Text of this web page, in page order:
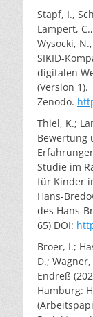
Stapf, I.,
Lampert,
Wysocki,
SIKID-
digitalen
(Version 1).
Zenodo.
Thiel, K.;
Bewertung
Studie im
für Kinder
Hans-
des Hans-
65) DOI:
Broer, I.;
D.;
Endreß
Hamburg: